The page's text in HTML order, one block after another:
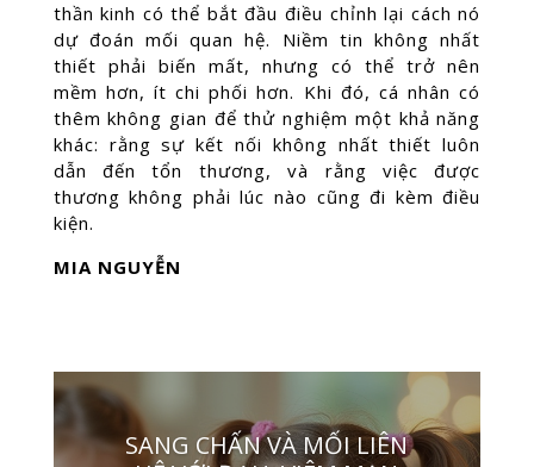
thần kinh có thể bắt đầu điều chỉnh lại cách nó
dự đoán mối quan hệ. Niềm tin không nhất
thiết phải biến mất, nhưng có thể trở nên
mềm hơn, ít chi phối hơn. Khi đó, cá nhân có
thêm không gian để thử nghiệm một khả năng
khác: rằng sự kết nối không nhất thiết luôn
dẫn đến tổn thương, và rằng việc được
thương không phải lúc nào cũng đi kèm điều
kiện.
MIA NGUYỄN
SANG CHẤN VÀ MỐI LIÊN